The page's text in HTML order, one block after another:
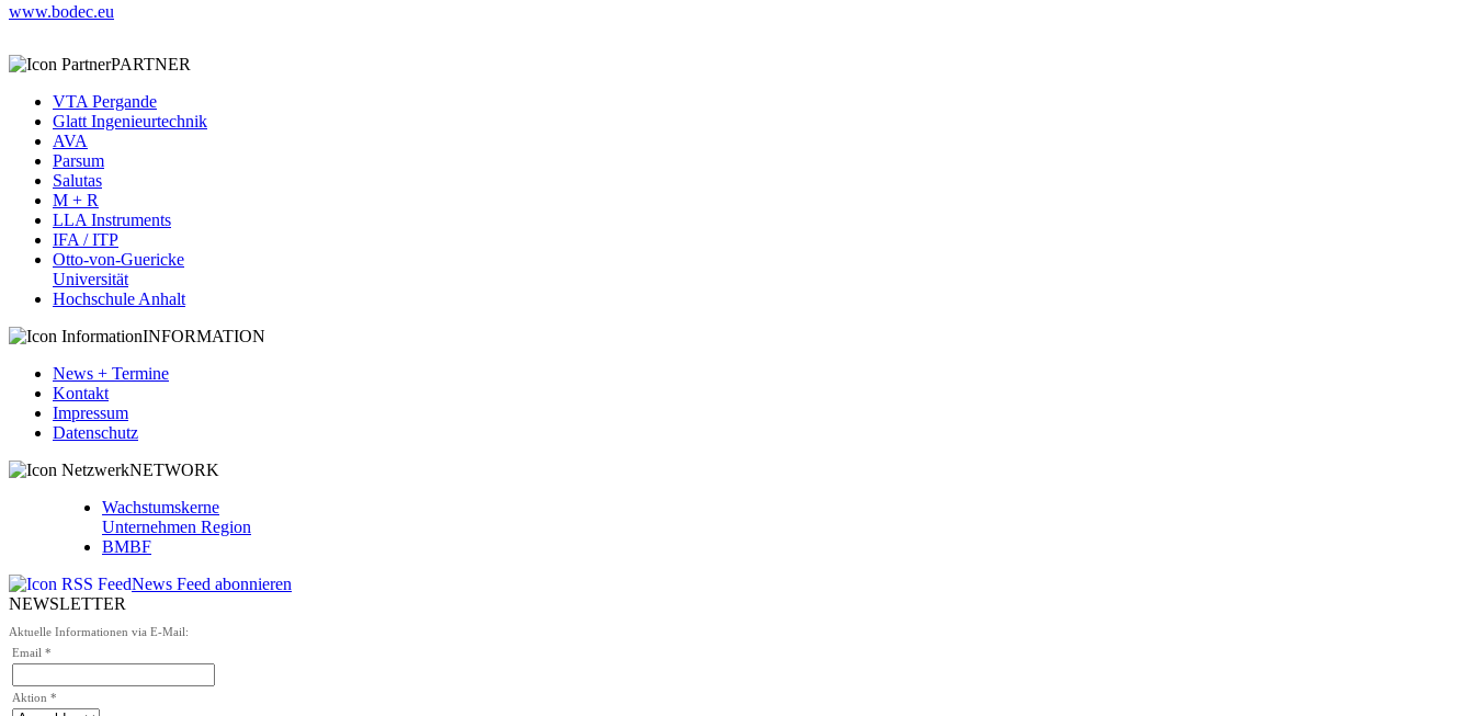
www.bodec.eu
PARTNER
VTA Pergande
Glatt Ingenieurtechnik
AVA
Parsum
Salutas
M + R
LLA Instruments
IFA / ITP
Otto-von-Guericke
Universität
Hochschule Anhalt
INFORMATION
News + Termine
Kontakt
Impressum
Datenschutz
NETWORK
Wachstumskerne
Unternehmen Region
BMBF
News Feed abonnieren
NEWSLETTER
Aktuelle Informationen via E-Mail:
Email *
Aktion *